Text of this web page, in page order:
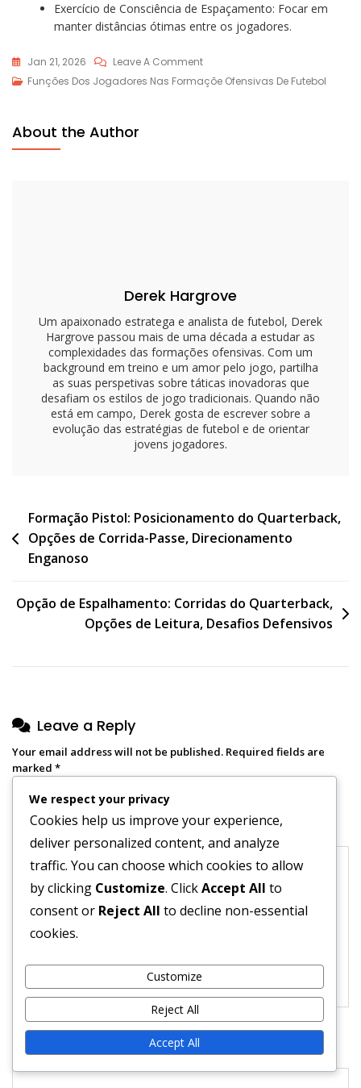
Exercício de Consciência de Espaçamento: Focar em
manter distâncias ótimas entre os jogadores.
Jan 21, 2026 Leave A CommentOn
Habilidades
Funções Dos Jogadores Nas Formaçõe Ofensivas De Futebol
About the Author
Derek Hargrove
Um apaixonado estratega e analista de futebol, Derek
Hargrove passou mais de uma década a estudar as
complexidades das formações ofensivas. Com um
background em treino e um amor pelo jogo, partilha
as suas perspetivas sobre táticas inovadoras que
desafiam os estilos de jogo tradicionais. Quando não
está em campo, Derek gosta de escrever sobre a
evolução das estratégias de futebol e de orientar
jovens jogadores.
Post
navigation
Formação Pistol: Posicionamento do Quarterback,
Opções de Corrida-Passe, Direcionamento
Enganoso
Opção de Espalhamento: Corridas do Quarterback,
Opções de Leitura, Desafios Defensivos
Leave a Reply
Your email address will not be published. Required fields are
marked *
Comment*
Name
We respect your privacy
Cookies help us improve your experience,
deliver personalized content, and analyze
traffic. You can choose which cookies to allow
by clicking Customize. ClickAccept All to
consent or Reject All to decline non-essential
cookies.
Customize
Reject All
Accept All